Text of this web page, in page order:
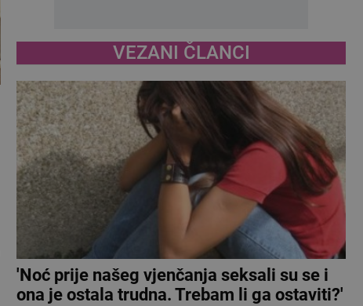
VEZANI ČLANCI
'Noć prije našeg vjenčanja seksali su se i
ona je ostala trudna. Trebam li ga ostaviti?'